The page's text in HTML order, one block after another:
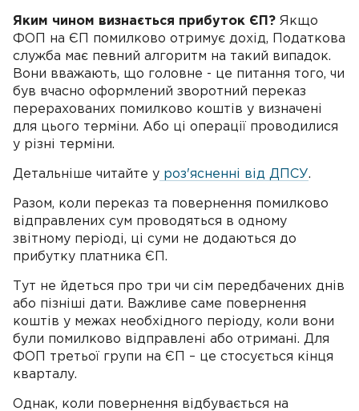
Яким чином визнається прибуток ЄП? Якщо
ФОП на ЄП помилково отримує дохід, Податкова
служба має певний алгоритм на такий випадок.
Вони вважають, що головне - це питання того, чи
був вчасно оформлений зворотний переказ
перерахованих помилково коштів у визначені
для цього терміни. Або ці операції проводилися
у різні терміни.
Детальніше читайте у роз'ясненні від ДПСУ.
Разом, коли переказ та повернення помилково
відправлених сум проводяться в одному
звітному періоді, ці суми не додаються до
прибутку платника ЄП.
Тут не йдеться про три чи сім передбачених днів
або пізніші дати. Важливе саме повернення
коштів у межах необхідного періоду, коли вони
були помилково відправлені або отримані. Для
ФОП третьої групи на ЄП – це стосується кінця
кварталу.
Однак, коли повернення відбувається на